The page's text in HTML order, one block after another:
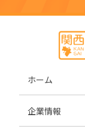
ホーム
企業情報